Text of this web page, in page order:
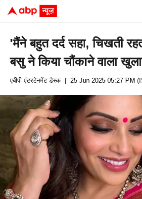
'मैंने बहुत दर्द सहा, चिखती
बसु ने किया चौंकाने वाला
एबीपी एंटरटेनमेंट डेस्क | 25 Jun 2025 05:27 PM